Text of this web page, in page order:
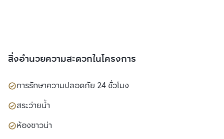
สิ่งอำนวยความสะดวกในโครงการ
การรักษาความปลอดภัย 24 ชั่วโมง
สระว่ายน้ำ
ห้องซาวน่า